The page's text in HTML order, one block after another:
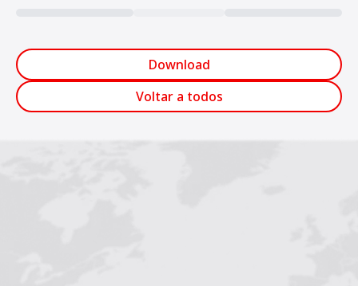
Download
Voltar a todos